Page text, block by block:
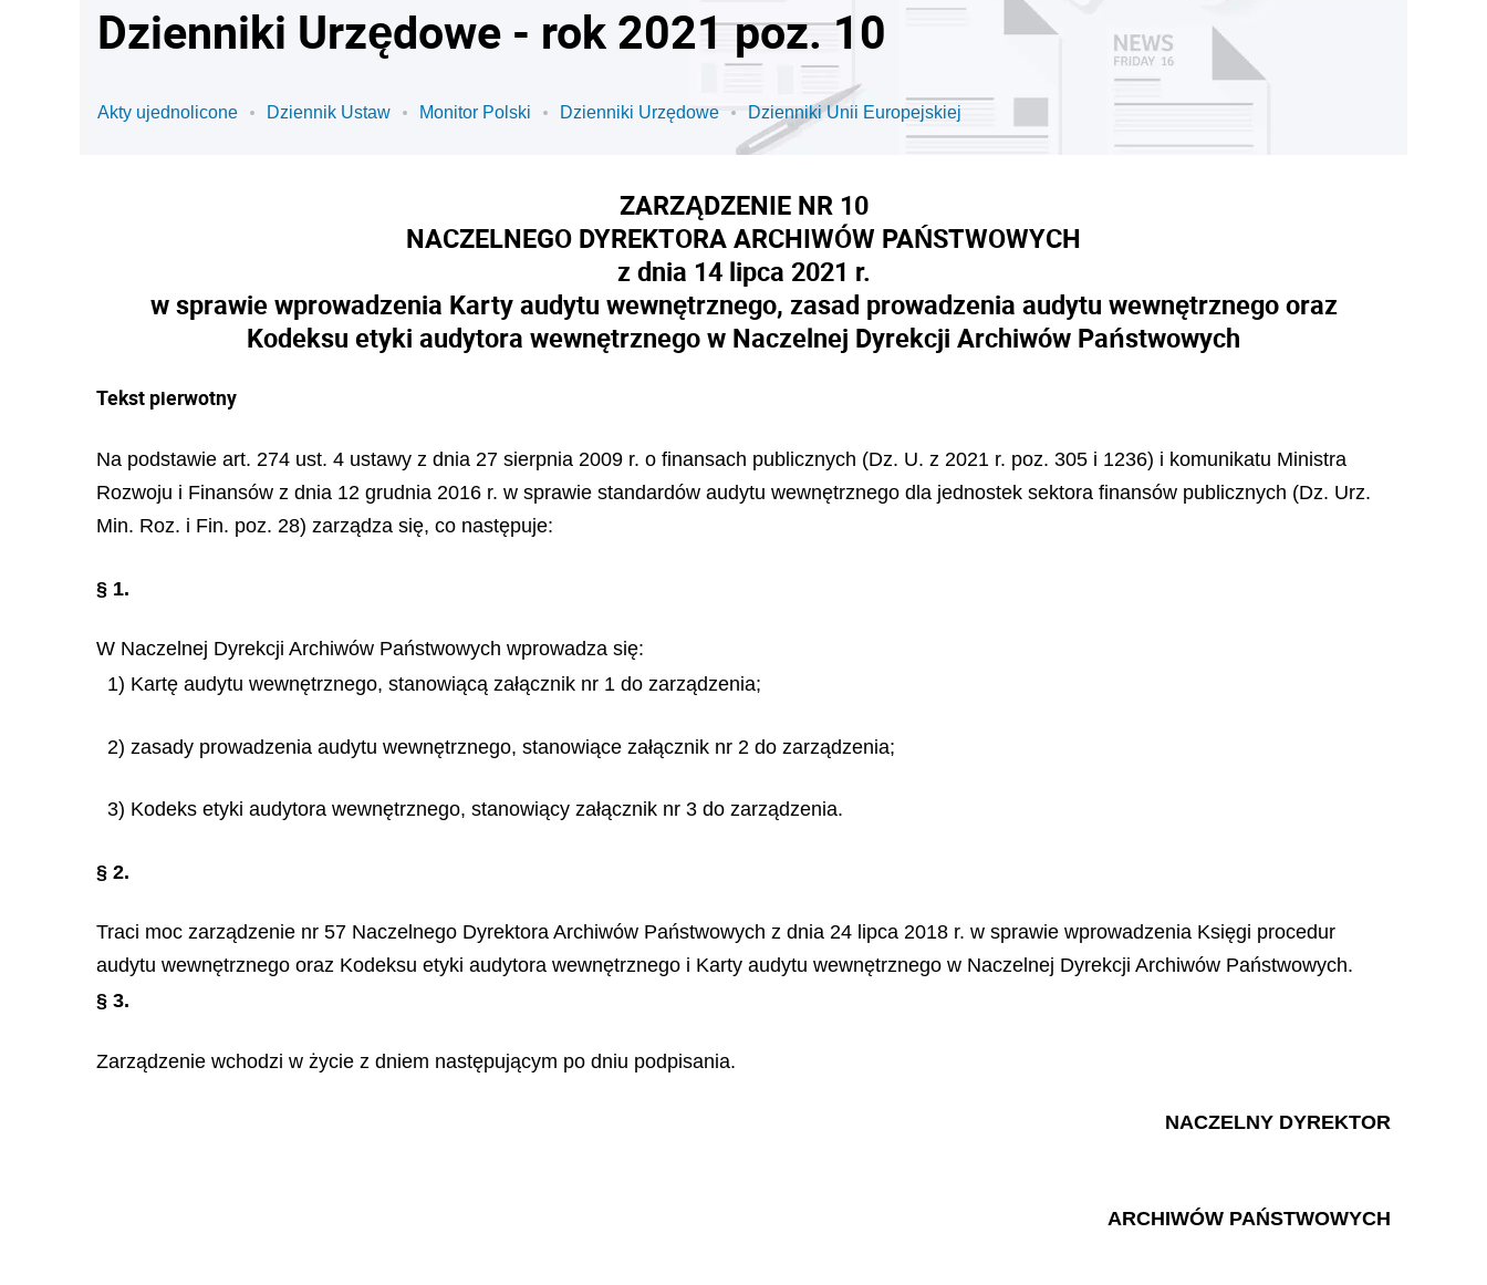
Dzienniki Urzędowe - rok 2021 poz. 10
Akty ujednolicone Dziennik Ustaw Monitor Polski Dzienniki Urzędowe Dzienniki Unii Europejskiej
ZARZĄDZENIE NR 10
NACZELNEGO DYREKTORA ARCHIWÓW PAŃSTWOWYCH
z dnia 14 lipca 2021 r.
w sprawie wprowadzenia Karty audytu wewnętrznego, zasad prowadzenia audytu wewnętrznego oraz
Kodeksu etyki audytora wewnętrznego w Naczelnej Dyrekcji Archiwów Państwowych
Tekst pierwotny
Na podstawie art. 274 ust. 4 ustawy z dnia 27 sierpnia 2009 r. o finansach publicznych (Dz. U. z 2021 r. poz. 305 i 1236) i komunikatu Ministra
Rozwoju i Finansów z dnia 12 grudnia 2016 r. w sprawie standardów audytu wewnętrznego dla jednostek sektora finansów publicznych (Dz. Urz.
Min. Roz. i Fin. poz. 28) zarządza się, co następuje:
§ 1.
W Naczelnej Dyrekcji Archiwów Państwowych wprowadza się:
1) Kartę audytu wewnętrznego, stanowiącą załącznik nr 1 do zarządzenia;
2) zasady prowadzenia audytu wewnętrznego, stanowiące załącznik nr 2 do zarządzenia;
3) Kodeks etyki audytora wewnętrznego, stanowiący załącznik nr 3 do zarządzenia.
§ 2.
Traci moc zarządzenie nr 57 Naczelnego Dyrektora Archiwów Państwowych z dnia 24 lipca 2018 r. w sprawie wprowadzenia Księgi procedur
audytu wewnętrznego oraz Kodeksu etyki audytora wewnętrznego i Karty audytu wewnętrznego w Naczelnej Dyrekcji Archiwów Państwowych.
§ 3.
Zarządzenie wchodzi w życie z dniem następującym po dniu podpisania.
NACZELNY DYREKTOR
ARCHIWÓW PAŃSTWOWYCH